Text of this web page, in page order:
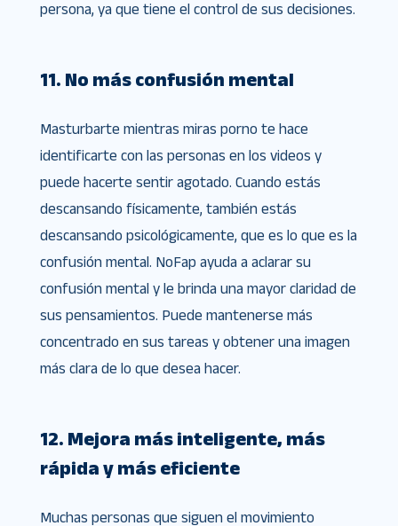
persona, ya que tiene el control de sus decisiones.
11. No más confusión mental
Masturbarte mientras miras porno te hace
identificarte con las personas en los videos y
puede hacerte sentir agotado. Cuando estás
descansando físicamente, también estás
descansando psicológicamente, que es lo que es la
confusión mental. NoFap ayuda a aclarar su
confusión mental y le brinda una mayor claridad de
sus pensamientos. Puede mantenerse más
concentrado en sus tareas y obtener una imagen
más clara de lo que desea hacer.
12. Mejora más inteligente, más
rápida y más eficiente
Muchas personas que siguen el movimiento